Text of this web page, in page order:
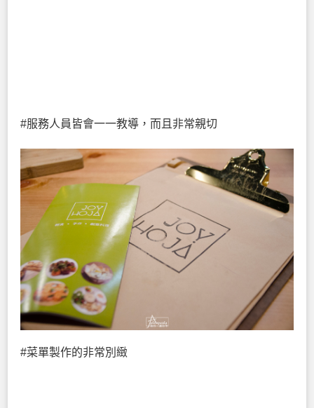
#服務人員皆會一一教導，而且非常親切
#菜單製作的非常別緻